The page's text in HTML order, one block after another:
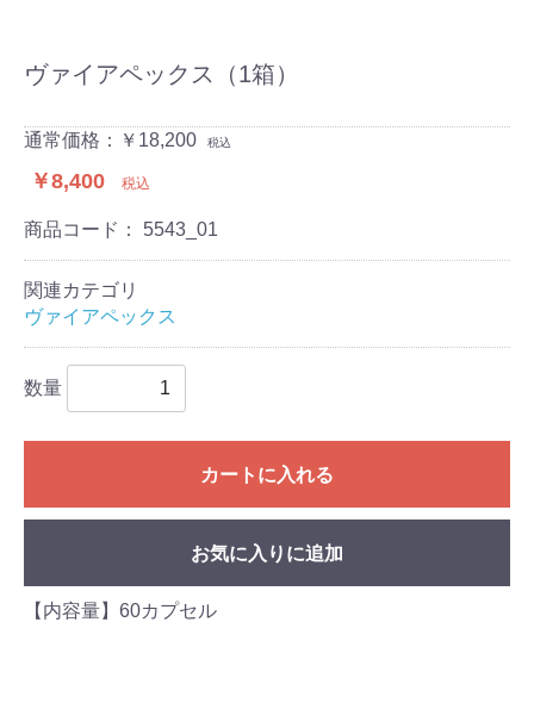
ヴァイアペックス（1箱）
通常価格：￥18,200 税込
￥8,400 税込
商品コード： 5543_01
関連カテゴリ
ヴァイアペックス
数量
カートに入れる
お気に入りに追加
【内容量】60カプセル